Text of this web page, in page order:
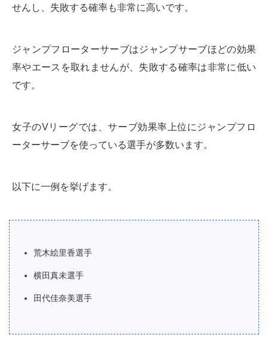
せんし、失敗する確率も非常に高いです。
ジャンプフローターサーブはジャンプサーブほどの効果
率やエースを取れませんが、失敗する確率は非常に低い
です。
女子のVリーグでは、サーブ効果率上位にジャンプフロ
ーターサーブを使っている選手が多数います。
以下に一例を挙げます。
荒木絵里香選手
横田真未選手
田代佳奈美選手